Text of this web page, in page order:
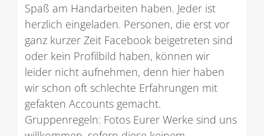
Spaß am Handarbeiten haben. Jeder ist
herzlich eingeladen. Personen, die erst vor
ganz kurzer Zeit Facebook beigetreten sind
oder kein Profilbild haben, können wir
leider nicht aufnehmen, denn hier haben
wir schon oft schlechte Erfahrungen mit
gefakten Accounts gemacht.
Gruppenregeln: Fotos Eurer Werke sind uns